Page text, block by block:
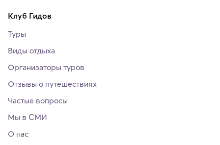
Клуб Гидов
Туры
Виды отдыха
Организаторы туров
Отзывы о путешествиях
Частые вопросы
Мы в СМИ
О нас